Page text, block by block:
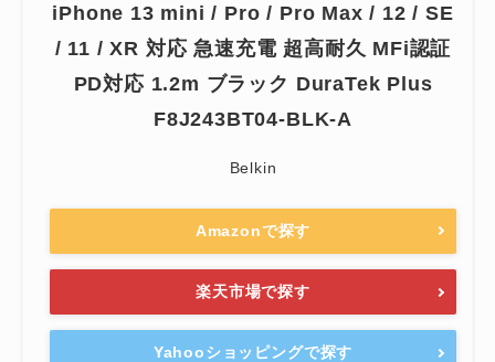
iPhone 13 mini / Pro / Pro Max / 12 / SE
/ 11 / XR 対応 急速充電 超高耐久 MFi認証
PD対応 1.2m ブラック DuraTek Plus
F8J243BT04-BLK-A
Belkin
Amazonで探す
楽天市場で探す
Yahooショッピングで探す